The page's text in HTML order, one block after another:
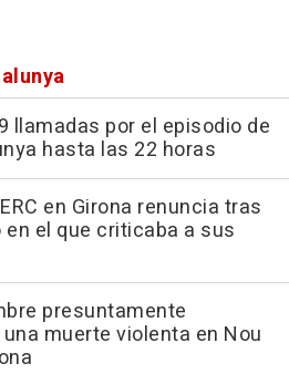
llamadas por el episodio de
hasta las 22 horas
en Girona renuncia tras
el que criticaba a sus
presuntamente
muerte violenta en Nou